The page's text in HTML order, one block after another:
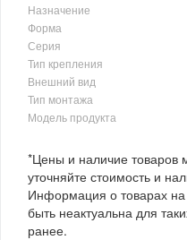
Назначение
Форма
Серия
Тип крепления
Внешний вид
Тип монтажа
Модель продукта
*Цены и наличие товаров
уточняйте стоимость и
Информация о товарах
быть неактуальна для
ранее.